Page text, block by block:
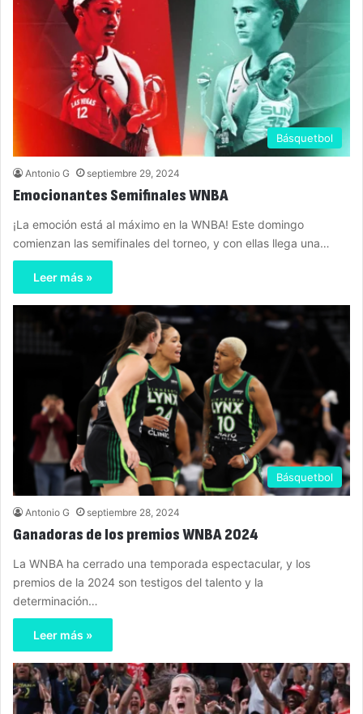
Básquetbol
Antonio G septiembre 29, 2024
Emocionantes Semifinales WNBA
¡La emoción está al máximo en la WNBA! Este domingo
comienzan las semifinales del torneo, y con ellas llega una…
Leer más »
Básquetbol
Antonio G septiembre 28, 2024
Ganadoras de los premios WNBA 2024
La WNBA ha cerrado una temporada espectacular, y los
premios de la 2024 son testigos del talento y la
determinación…
Leer más »